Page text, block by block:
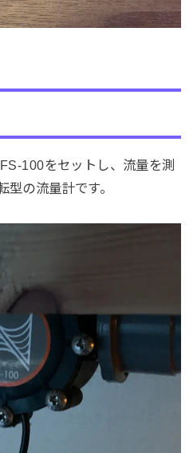
100をセットし、流量を測
の流量計です。